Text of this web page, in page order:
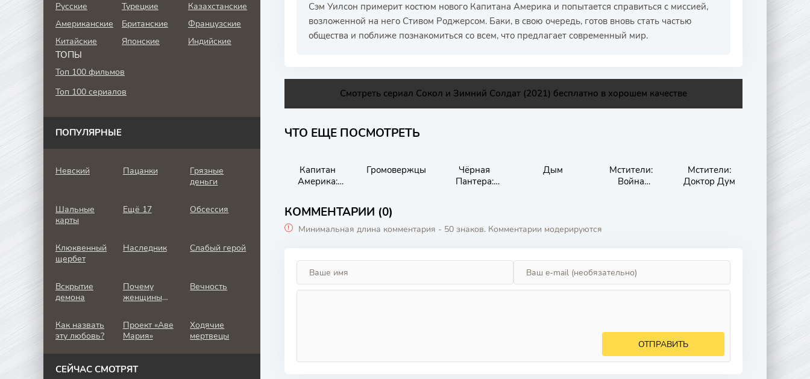
Сэм Уилсон примерит костюм нового Капитана Америка и попытается справиться с миссией,
возложенной на него Стивом Роджерсом. Баки, в свою очередь, готов вновь стать частью
общества и поближе познакомиться со всем, что предлагает современный мир.
Смотреть сериал Сокол и Зимний Солдат (2021) бесплатно в хорошем качестве
ЧТО ЕЩЕ ПОСМОТРЕТЬ
Капитан
Америка:
Громовержцы
Чёрная
Пантера:
Дым
Мстители:
Война
Мстители:
Доктор Дум
КОММЕНТАРИИ (0)
Минимальная длина комментария - 50 знаков. Комментарии модерируются
ОТПРАВИТЬ
Русские Турецкие
Казахстанские
Американские
Британские
Французские
Китайские
Японские Индийские
ТОПЫ
Топ 100 фильмов
Топ 100 сериалов
ПОПУЛЯРНЫЕ
Невский Пацанки
Грязные
деньги
Шальные
карты
Ещё 17 Обсессия
Клюквенный
щербет
Наследник Слабый герой
Вскрытие
демона
Почему
женщины
Вечность
Как назвать
эту любовь?
Проект «Аве
Мария»
Ходячие
мертвецы
СЕЙЧАС СМОТРЯТ